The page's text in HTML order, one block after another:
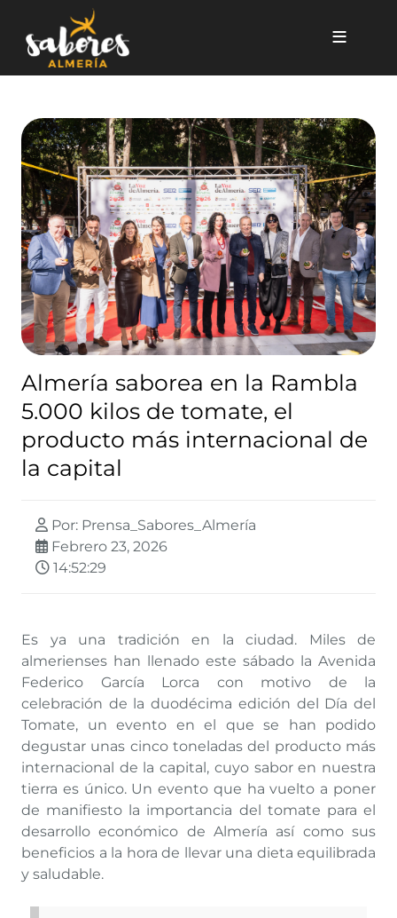
Almería saborea en la
Almería saborea en la Rambla
5.000 kilos de tomate, el
producto más internacional de
la capital
Por: Prensa_Sabores_Almería
Febrero 23, 2026
14:52:29
Es ya una tradición en la ciudad. Miles de
almerienses han llenado este sábado la Avenida
Federico García Lorca con motivo de la
celebración de la duodécima edición del Día del
Tomate, un evento en el que se han podido
degustar unas cinco toneladas del producto más
internacional de la capital, cuyo sabor en nuestra
tierra es único. Un evento que ha vuelto a poner
de manifiesto la importancia del tomate para el
desarrollo económico de Almería así como sus
beneficios a la hora de llevar una dieta equilibrada
y saludable.